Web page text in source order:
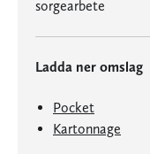
Ladda ner omslag
Pocket
Kartonnage